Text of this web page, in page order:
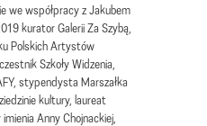
we współpracy z Jakubem
kurator Galerii Za Szybą,
Polskich Artystów
Szkoły Widzenia,
stypendysta Marszałka
kultury, laureat
Anny Chojnackiej,